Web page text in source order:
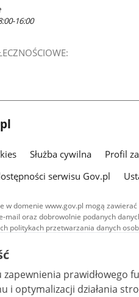
16:00
Służba cywilna Profil
serwisu Gov.pl
w domenie www.gov.pl mogą
mail oraz dobrowolnie podanych
politykach przetwarzania danych
tekstowe publikowane w serwisie
na licencji typu Creative
warunkach 4.0 (CC BY-SA 4.0).
udostępniane na licencji typu Creative
utworów zależnych 4.0 (CC BY-NC-
prawidłowego
działania strony. Dzięki